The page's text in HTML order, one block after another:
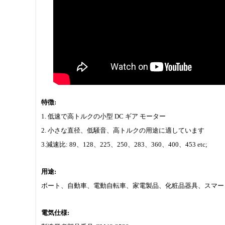
特徴:
1. 低速で高トルクの小型 DC ギア モーター
2. 小さな直径、低騒音、高トルクの用途に適しています
3.減速比: 89、128、225、250、283、360、400、453 etc;
用途:
ボート、自動車、電動自転車、家電製品、化粧品器具、スマー
電気仕様: